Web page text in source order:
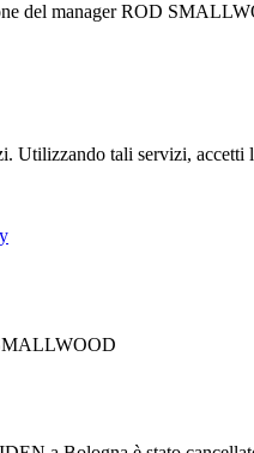
del manager ROD
Utilizzando tali servizi, accetti